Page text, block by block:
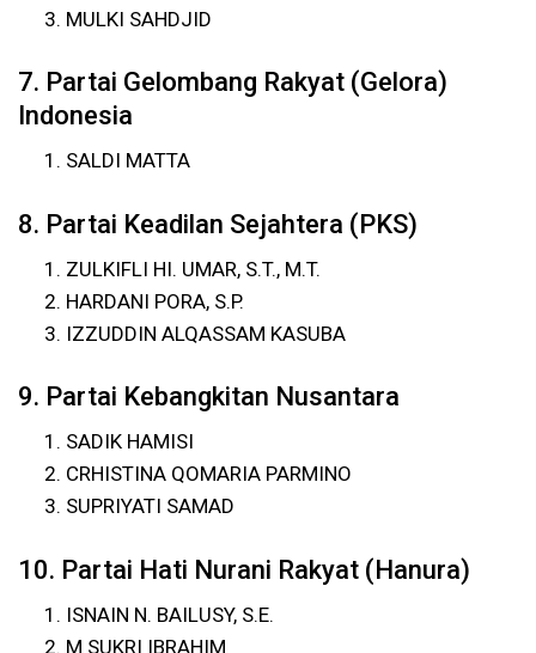
MULKI SAHDJID
7. Partai Gelombang Rakyat (Gelora)
Indonesia
SALDI MATTA
8. Partai Keadilan Sejahtera (PKS)
ZULKIFLI HI. UMAR, S.T., M.T.
HARDANI PORA, S.P.
IZZUDDIN ALQASSAM KASUBA
9. Partai Kebangkitan Nusantara
SADIK HAMISI
CRHISTINA QOMARIA PARMINO
SUPRIYATI SAMAD
10. Partai Hati Nurani Rakyat (Hanura)
ISNAIN N. BAILUSY, S.E.
M SUKRI IBRAHIM